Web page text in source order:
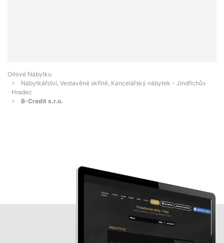
Orlové Nábytku
Nábytkářství, Vestavěné skříně, Kancelářský nábytek - Jindřichův
Hradec
B-Credit s.r.o.